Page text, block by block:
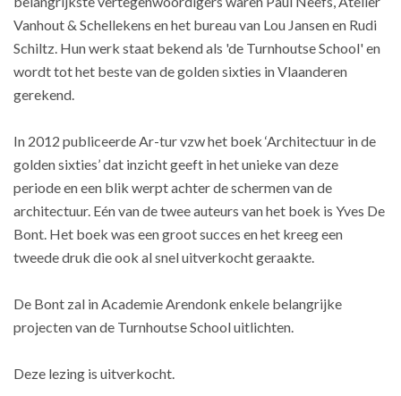
Vanhout & Schellekens en het bureau van Lou Jansen en Rudi
Schiltz. Hun werk staat bekend als 'de Turnhoutse School' en
wordt tot het beste van de golden sixties in Vlaanderen
gerekend.
In 2012 publiceerde Ar-tur vzw het boek ‘Architectuur in de
golden sixties’ dat inzicht geeft in het unieke van deze
periode en een blik werpt achter de schermen van de
architectuur. Eén van de twee auteurs van het boek is Yves De
Bont. Het boek was een groot succes en het kreeg een
tweede druk die ook al snel uitverkocht geraakte.
De Bont zal in Academie Arendonk enkele belangrijke
projecten van de Turnhoutse School uitlichten.
Deze lezing is uitverkocht.